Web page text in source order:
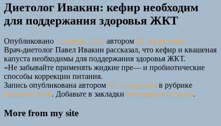
Диетолог Ивакин: кефир необходим
для поддержания здоровья ЖКТ
Опубликовано 13 марта, 2025 автором RT на русском
Врач-диетолог Павел Ивакин рассказал, что кефир и квашеная
капуста необходимы для поддержания здоровья ЖКТ.
«Не забывайте применять жидкие пре— и пробиотические
способы коррекции питания.
Запись опубликована автором RT на русском в рубрике
Новости ЗОЖ. Добавьте в закладки постоянную ссылку.
More from my site